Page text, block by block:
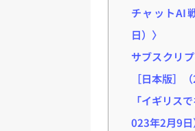
チャットAI
日）〉
サブスクリ
［日本版］
「イギリス
023年2月9日